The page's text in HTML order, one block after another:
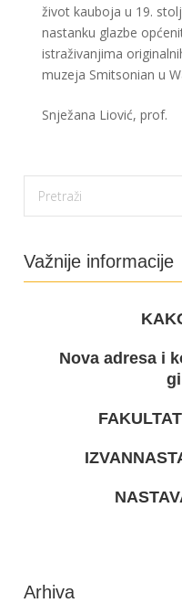
život kauboja u 19.
nastanku glazbe
istraživanjima
muzeja Smitsonian u
Snježana Liović, prof.
Važnije informacije
Nova adresa i
Arhiva